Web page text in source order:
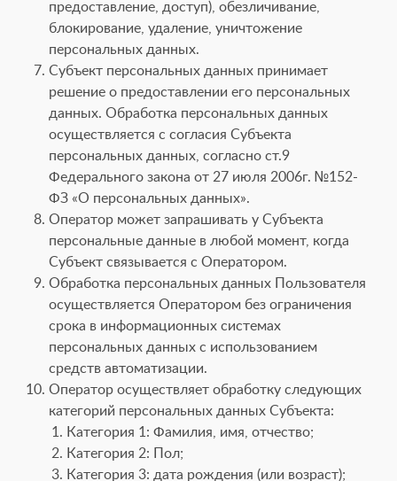
предоставление, доступ), обезличивание,
блокирование, удаление, уничтожение
персональных данных.
Субъект персональных данных принимает
решение о предоставлении его персональных
данных. Обработка персональных данных
осуществляется с согласия Субъекта
персональных данных, согласно ст.9
Федерального закона от 27 июля 2006г. №152-
ФЗ «О персональных данных».
Оператор может запрашивать у Субъекта
персональные данные в любой момент, когда
Субъект связывается с Оператором.
Обработка персональных данных Пользователя
осуществляется Оператором без ограничения
срока в информационных системах
персональных данных с использованием
средств автоматизации.
Оператор осуществляет обработку следующих
категорий персональных данных Субъекта:
Категория 1: Фамилия, имя, отчество;
Категория 2: Пол;
Категория 3: дата рождения (или возраст);